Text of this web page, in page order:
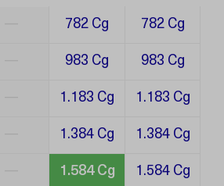
782 Cg 782 Cg
983 Cg 983 Cg
1.183 Cg 1.183 Cg
1.384 Cg 1.384 Cg
1.584 Cg 1.584 Cg